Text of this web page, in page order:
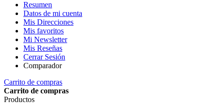
Resumen
Datos de mi cuenta
Mis Direcciones
Mis favoritos
Mi Newsletter
Mis Reseñas
Cerrar Sesión
Comparador
Carrito de compras
Carrito de compras
Productos